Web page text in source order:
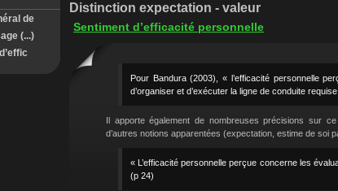
de
(...)
Distinction expectation - valeur
Sentiment d’efficacité personnelle
Pour Bandura (2003), « l’efficacité personnelle
d’organiser et d’exécuter la ligne de conduite
Il apporte également de nombreuses précisions sur
d’autres notions apparentées (expectation, estime de soi
« L’efficacité personnelle perçue concerne les
(p 24)